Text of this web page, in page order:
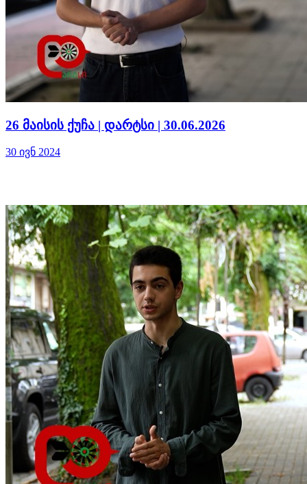
26 მაისის ქუჩა | დარტსი | 30.06.2026
30 ივნ 2024